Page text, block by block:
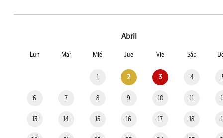
Abril
Lun Mar Mié Jue Vie Sáb
1 2 3 4
6 7 8 9 10 11
13 14 15 16 17 18